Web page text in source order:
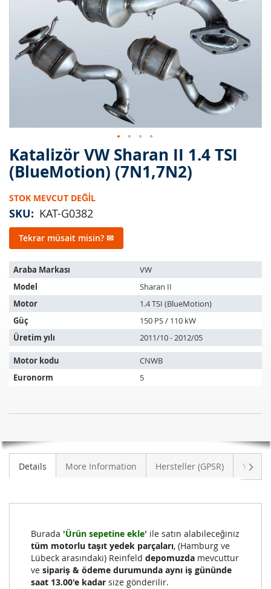
Katalizör VW Sharan II 1.4 TSI
(BlueMotion) (7N1,7N2)
STOK MEVCUT DEĞIL
SKU KAT-G0382
Tekrar müsait misin? ✉
Bu
ürün
aşağıdaki
araçlara
uyar:
Araba Markası
VW
Model
Sharan II
Motor
1.4 TSI (BlueMotion)
Güç
150 PS / 110 kW
Üretim yılı
2011/10 - 2012/05
Motor kodu
CNWB
Euronorm
5
Sharan
1.4
DEĞIL
Resim
galerisinin
başlangıcına
Details More Information Hersteller (GPSR)
Burada 'Ürün sepetine ekle' ile satın alabileceğiniz
tüm motorlu taşıt yedek parçaları, (Hamburg ve
Lübeck arasındaki) Reinfeld depomuzda mevcuttur
ve sipariş & ödeme durumunda aynı iş gününde
saat 13.00'e kadar size gönderilir.